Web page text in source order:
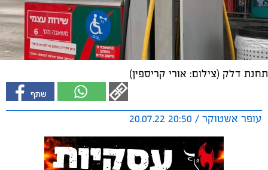
תחנת דלק (צילום: אורי קריספין)
עופר אשטוקר / 20:50 20.07.22